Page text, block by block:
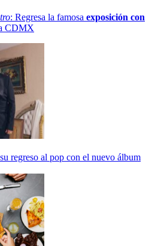
: Regresa la famosa exposición con
CDMX
regreso al pop con el nuevo álbum